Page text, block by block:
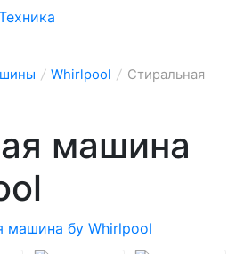
/ Whirlpool / Стиральная
машина